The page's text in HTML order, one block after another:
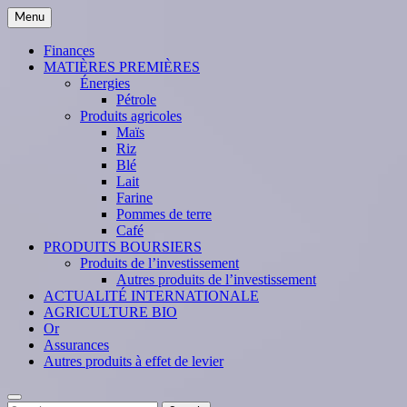
Skip
to
content
Menu
Finances
MATIÈRES PREMIÈRES
Énergies
Pétrole
Produits agricoles
Maïs
Riz
Blé
Lait
Farine
Pommes de terre
Café
PRODUITS BOURSIERS
Produits de l’investissement
Autres produits de l’investissement
ACTUALITÉ INTERNATIONALE
AGRICULTURE BIO
Or
Assurances
Autres produits à effet de levier
Search